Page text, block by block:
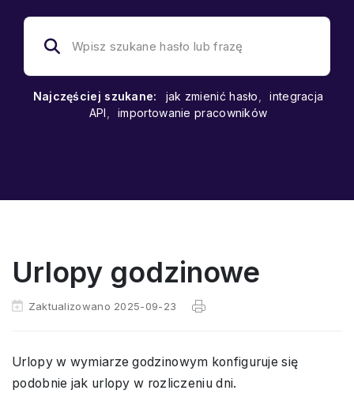
Najczęściej szukane: jak zmienić hasło
integracja
API
importowanie pracowników
Urlopy godzinowe
Zaktualizowano 2025-09-23
Urlopy w wymiarze godzinowym konfiguruje się
podobnie jak urlopy w rozliczeniu dni.